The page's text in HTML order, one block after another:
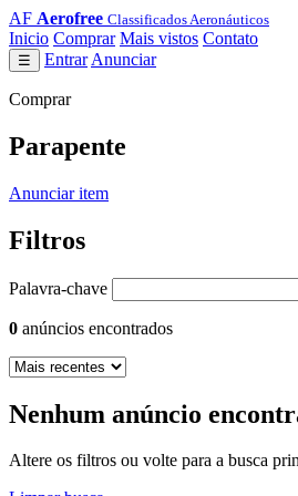
AF Aerofree Classificados Aeronáuticos
Inicio Comprar Mais vistos Contato
☰ Entrar Anunciar
Comprar
Parapente
Anunciar item
Filtros
Palavra-chave
0 anúncios encontrados
Nenhum anúncio
Altere os filtros ou volte para a busca